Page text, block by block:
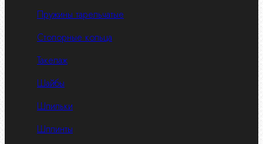
Пружины тарельчатые
Стопорные кольца
Такелаж
Шайбы
Шпильки
Шплинты